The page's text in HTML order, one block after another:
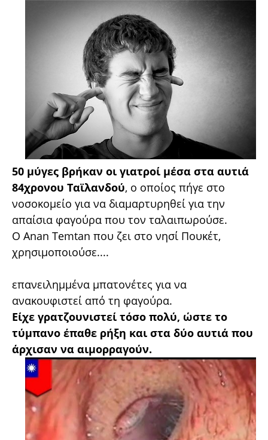
50 μύγες βρήκαν οι γιατροί μέσα στα αυτιά
84χρονου Ταϊλανδού, ο οποίος πήγε στο
νοσοκομείο για να διαμαρτυρηθεί για την
απαίσια φαγούρα που τον ταλαιπωρούσε.
Ο Anan Temtan που ζει στο νησί Πουκέτ,
χρησιμοποιούσε....
επανειλημμένα μπατονέτες για να
ανακουφιστεί από τη φαγούρα.
Είχε γρατζουνιστεί τόσο πολύ, ώστε το
τύμπανο έπαθε ρήξη και στα δύο αυτιά που
άρχισαν να αιμορραγούν.